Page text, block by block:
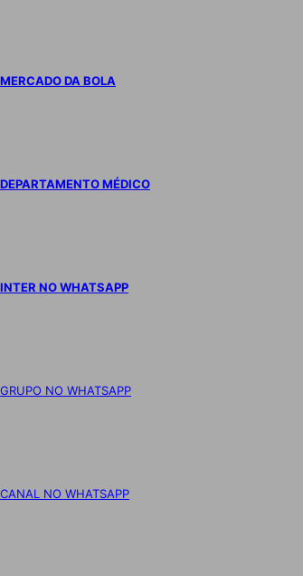
MERCADO DA BOLA
DEPARTAMENTO MÉDICO
INTER NO WHATSAPP
GRUPO NO WHATSAPP
CANAL NO WHATSAPP